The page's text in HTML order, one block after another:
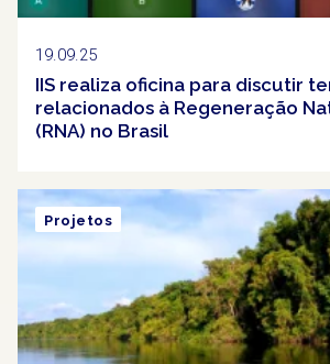
19.09.25
IIS realiza oficina para discutir
relacionados à Regeneração
(RNA) no Brasil
Projetos